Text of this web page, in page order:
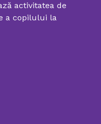
activitatea de
a copilului la